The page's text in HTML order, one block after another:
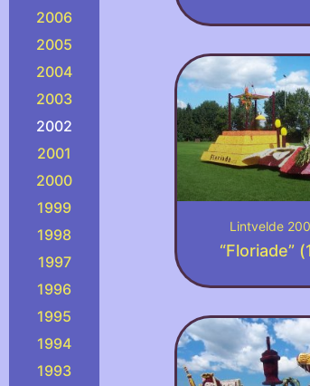
2006
2005
2004
2003
2002
2001
2000
1999
1998
1997
1996
1995
1994
1993
Lintvelde
“Floriade”